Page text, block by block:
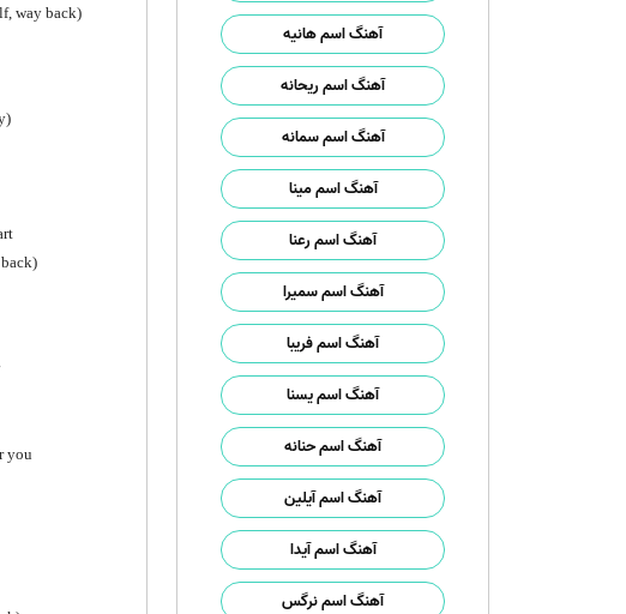
آهنگ اسم هانیه
آهنگ اسم ریحانه
آهنگ اسم سمانه
آهنگ اسم مینا
آهنگ اسم رعنا
آهنگ اسم سمیرا
آهنگ اسم فریبا
آهنگ اسم یسنا
آهنگ اسم حنانه
آهنگ اسم آیلین
آهنگ اسم آیدا
آهنگ اسم نرگس
way back)
you